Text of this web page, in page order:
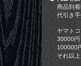
商品到
代引き手
ヤマト
30000円
100000
それ以